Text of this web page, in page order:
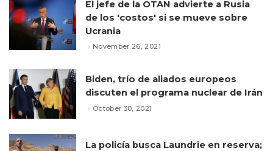
El jefe de la OTAN advierte a Rusia
de los 'costos' si se mueve sobre
Ucrania
November 26, 2021
Biden, trío de aliados europeos
discuten el programa nuclear de Irán
October 30, 2021
La policía busca Laundrie en reserva;